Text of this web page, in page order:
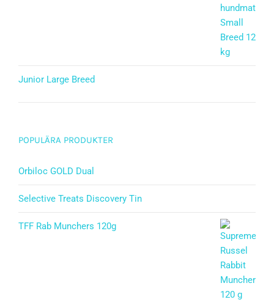
Junior Large Breed
POPULÄRA PRODUKTER
Orbiloc GOLD Dual
Selective Treats Discovery Tin
TFF Rab Munchers 120g